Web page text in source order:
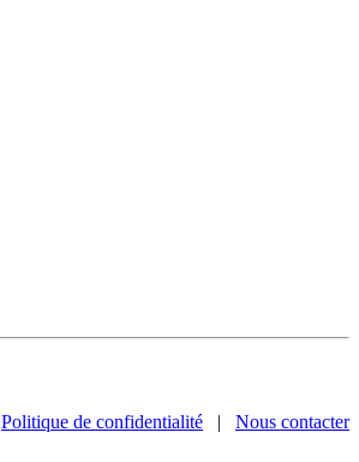
Politique de confidentialité | Nous contacter